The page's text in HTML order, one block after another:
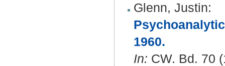
Glenn, Justin:
1960.
In: CW. Bd. 70